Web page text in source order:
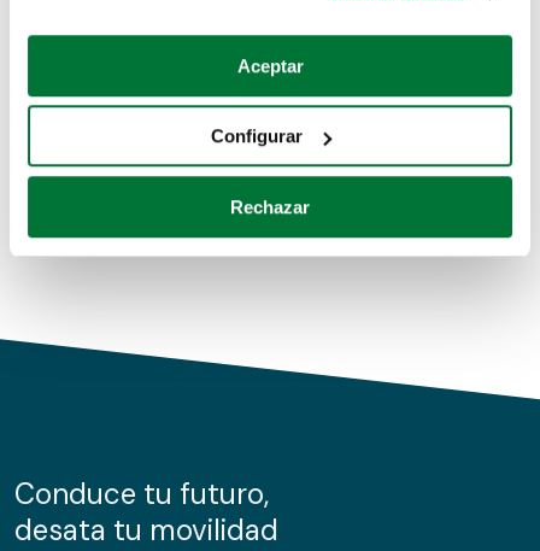
Si lo permite, también quisiéramos:
Recopilar información sobre su ubicación geográfica
Identificar su dispositivo analizándolo activamente
para buscar características específicas (huellas
Obtenga más información sobre cómo se procesan sus
de cookies.
información sobre el uso que haga del sitio web con
nuestros partners de redes sociales, publicidad y análisis
Aceptar
Configurar
Rechazar
Coches de segunda mano
Coches de km0
Conduce tu futuro,
desata tu movilidad